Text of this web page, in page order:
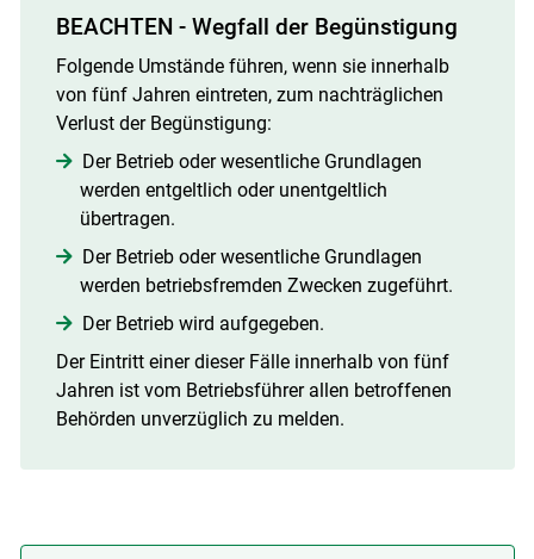
BEACHTEN - Wegfall der Begünstigung
Folgende Umstände führen, wenn sie innerhalb
von fünf Jahren eintreten, zum nachträglichen
Verlust der Begünstigung:
Der Betrieb oder wesentliche Grundlagen
werden entgeltlich oder unentgeltlich
übertragen.
Der Betrieb oder wesentliche Grundlagen
werden betriebsfremden Zwecken zugeführt.
Der Betrieb wird aufgegeben.
Der Eintritt einer dieser Fälle innerhalb von fünf
Jahren ist vom Betriebsführer allen betroffenen
Behörden unverzüglich zu melden.